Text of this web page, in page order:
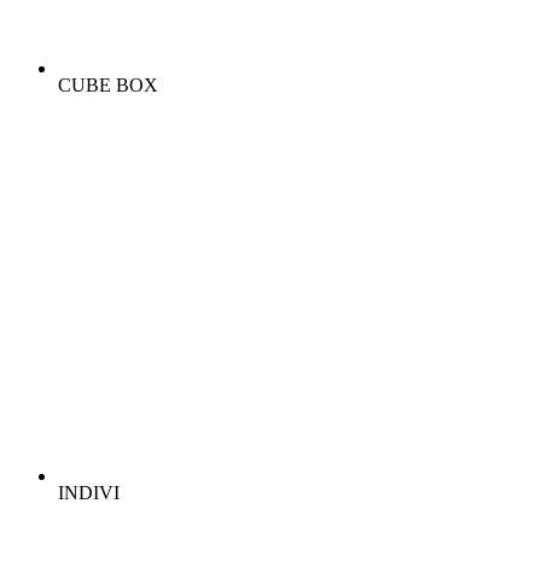
CUBE BOX
INDIVI